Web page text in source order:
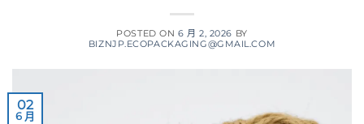
POSTED ON 6 月 2, 2026 BY
BIZNJP.ECOPACKAGING@GMAIL.COM
02
6 月